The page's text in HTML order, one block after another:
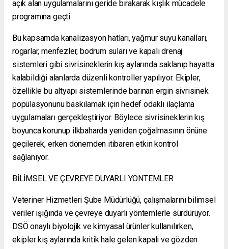
açık alan uygulamalarını geride bırakarak kışlık mücadele
programına geçti.
Bu kapsamda kanalizasyon hatları, yağmur suyu kanalları,
rögarlar, menfezler, bodrum suları ve kapalı drenaj
sistemleri gibi sivrisineklerin kış aylarında saklanıp hayatta
kalabildiği alanlarda düzenli kontroller yapılıyor. Ekipler,
özellikle bu altyapı sistemlerinde barınan ergin sivrisinek
popülasyonunu baskılamak için hedef odaklı ilaçlama
uygulamaları gerçekleştiriyor. Böylece sivrisineklerin kış
boyunca korunup ilkbaharda yeniden çoğalmasının önüne
geçilerek, erken dönemden itibaren etkin kontrol
sağlanıyor.
BİLİMSEL VE ÇEVREYE DUYARLI YÖNTEMLER
Veteriner Hizmetleri Şube Müdürlüğü, çalışmalarını bilimsel
veriler ışığında ve çevreye duyarlı yöntemlerle sürdürüyor.
DSÖ onaylı biyolojik ve kimyasal ürünler kullanılırken,
ekipler kış aylarında kritik hale gelen kapalı ve gözden